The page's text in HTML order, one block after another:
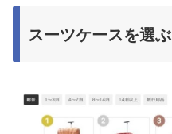
スーツケースを選ぶ